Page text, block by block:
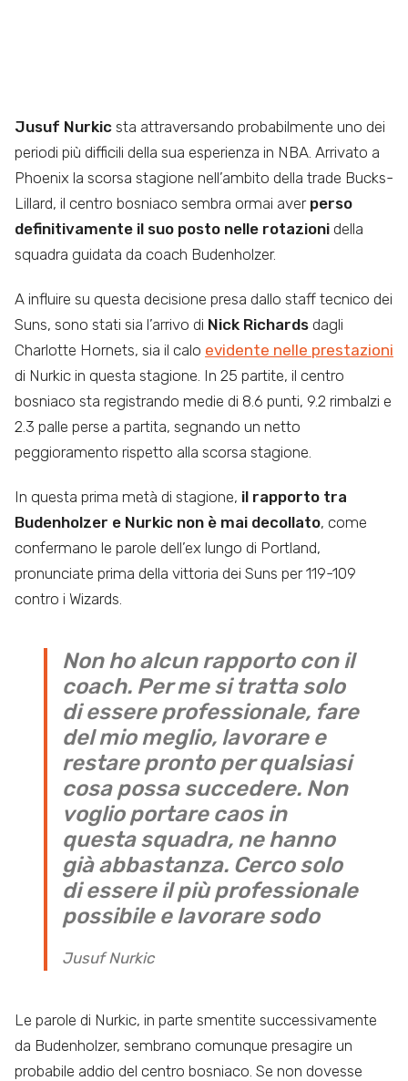
Jusuf Nurkic sta attraversando probabilmente uno dei
periodi più difficili della sua esperienza in NBA. Arrivato a
Phoenix la scorsa stagione nell’ambito della trade Bucks-
Lillard, il centro bosniaco sembra ormai aver perso
definitivamente il suo posto nelle rotazioni della
squadra guidata da coach Budenholzer.
A influire su questa decisione presa dallo staff tecnico dei
Suns, sono stati sia l’arrivo di Nick Richards dagli
Charlotte Hornets, sia il calo evidente nelle prestazioni
di Nurkic in questa stagione. In 25 partite, il centro
bosniaco sta registrando medie di 8.6 punti, 9.2 rimbalzi e
2.3 palle perse a partita, segnando un netto
peggioramento rispetto alla scorsa stagione.
In questa prima metà di stagione, il rapporto tra
Budenholzer e Nurkic non è mai decollato, come
confermano le parole dell’ex lungo di Portland,
pronunciate prima della vittoria dei Suns per 119-109
contro i Wizards.
Non ho alcun rapporto con il
coach. Per me si tratta solo
di essere professionale, fare
del mio meglio, lavorare e
restare pronto per qualsiasi
cosa possa succedere. Non
voglio portare caos in
questa squadra, ne hanno
già abbastanza. Cerco solo
di essere il più professionale
possibile e lavorare sodo
Jusuf Nurkic
Le parole di Nurkic, in parte smentite successivamente
da Budenholzer, sembrano comunque presagire un
probabile addio del centro bosniaco. Se non dovesse